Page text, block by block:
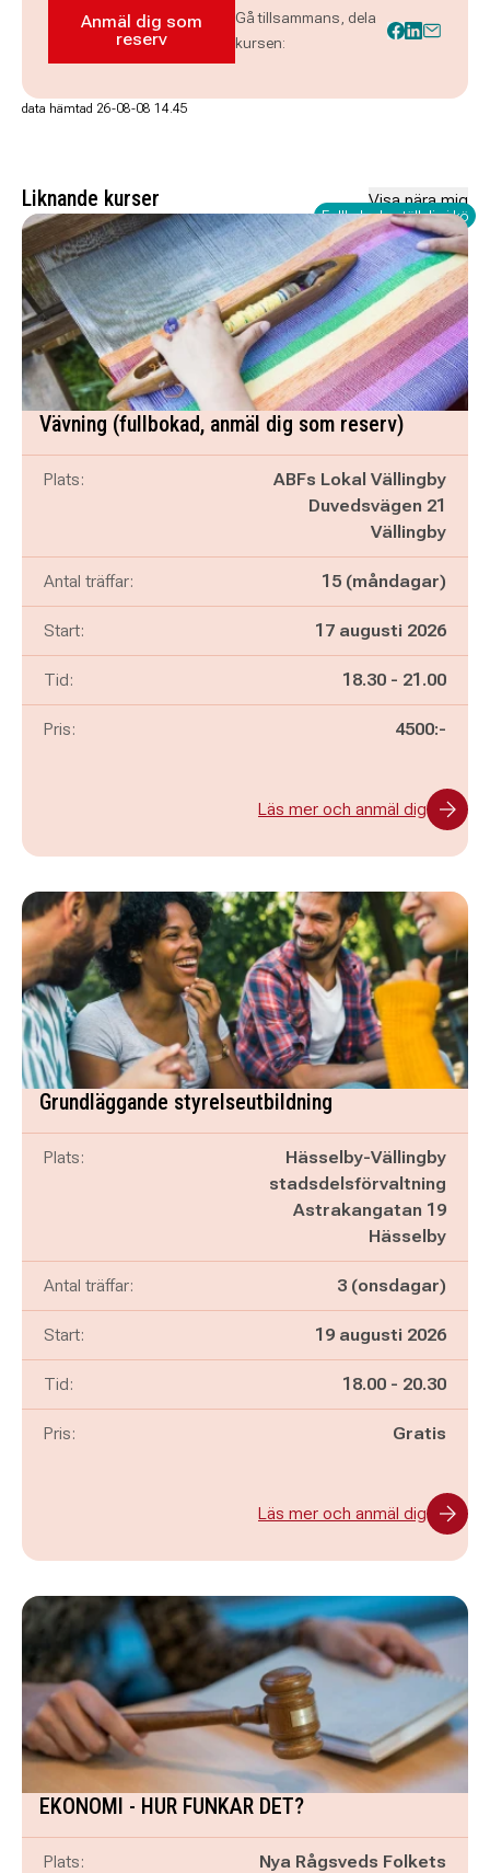
Anmäl dig som reserv till Akvarellmåleri –
Anmäl dig som
reserv
Gå tillsammans, dela
kursen:
data hämtad 26-08-08 14.45
Liknande kurser Visa nära mig
Fullbokad - ställ dig i kö
Vävning (fullbokad, anmäl dig som reserv)
Plats:
ABFs Lokal Vällingby
Duvedsvägen 21
Vällingby
Antal träffar: 15 (måndagar)
Start: 17 augusti 2026
Tid: Pågår mellan
18.30 - och
21.00
Pris: 4500:-
Läs mer och anmäl dig
Grundläggande styrelseutbildning
Plats:
Hässelby-Vällingby
stadsdelsförvaltning
Astrakangatan 19
Hässelby
Antal träffar: 3 (onsdagar)
Start: 19 augusti 2026
Tid: Pågår mellan
18.00 - och
20.30
Pris: Gratis
Läs mer och anmäl dig
EKONOMI - HUR FUNKAR DET?
Plats:
Nya Rågsveds Folkets